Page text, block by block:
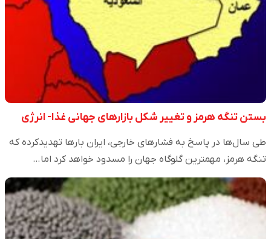
بستن تنگه هرمز و تغییر شکل بازارهای جهانی غذا- انرژی
طی سال‌ها در پاسخ به فشارهای خارجی، ایران بارها تهدیدکرده که
تنگه هرمز، مهمترین گلوگاه جهان را مسدود خواهد کرد اما…